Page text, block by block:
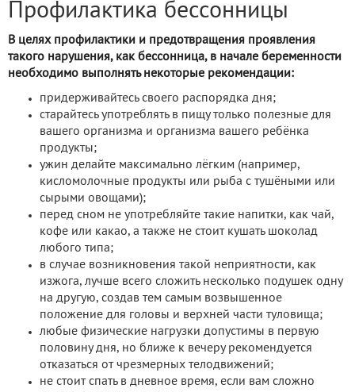
Профилактика бессонницы
В целях профилактики и предотвращения проявления
такого нарушения, как бессонница, в начале беременности
необходимо выполнять некоторые рекомендации:
придерживайтесь своего распорядка дня;
старайтесь употреблять в пищу только полезные для
вашего организма и организма вашего ребёнка
продукты;
ужин делайте максимально лёгким (например,
кисломолочные продукты или рыба с тушёными или
сырыми овощами);
перед сном не употребляйте такие напитки, как чай,
кофе или какао, а также не стоит кушать шоколад
любого типа;
в случае возникновения такой неприятности, как
изжога, лучше всего сложить несколько подушек одну
на другую, создав тем самым возвышенное
положение для головы и верхней части туловища;
любые физические нагрузки допустимы в первую
половину дня, но ближе к вечеру рекомендуется
отказаться от чрезмерных телодвижений;
не стоит спать в дневное время, если вам сложно